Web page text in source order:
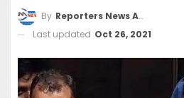
By Reporters News Agency
Last updated Oct 26, 2021